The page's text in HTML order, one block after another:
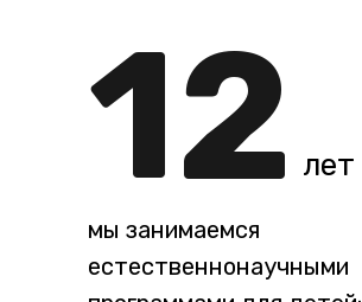
мы занимаемся
естественнонаучными
12 лет